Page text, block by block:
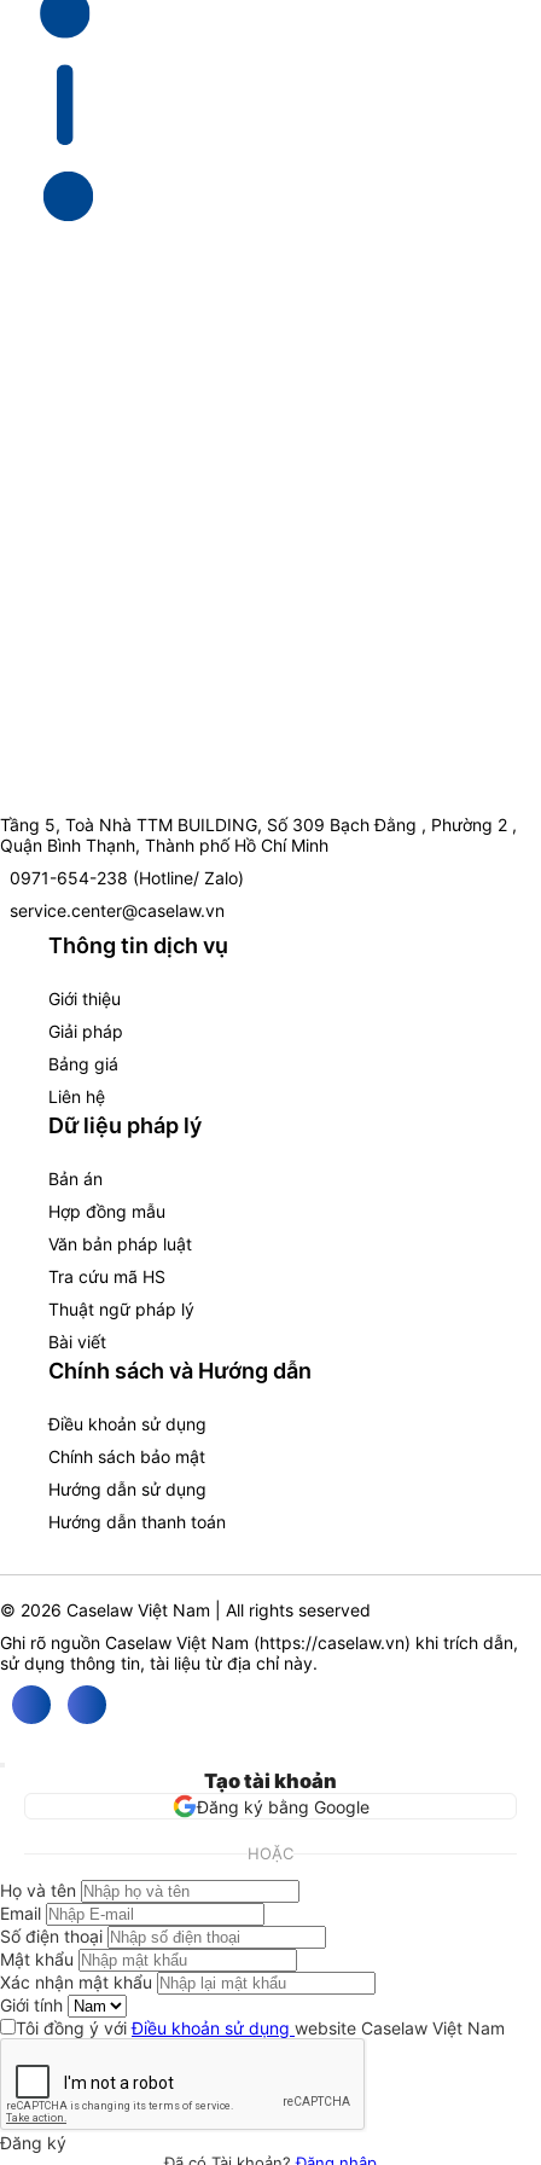
Tầng 5, Toà Nhà TTM BUILDING, Số 309 Bạch Đằng , Phường 2 ,
Quận Bình Thạnh, Thành phố Hồ Chí Minh
0971-654-238 (Hotline/ Zalo)
service.center@caselaw.vn
Thông tin dịch vụ
Giới thiệu
Giải pháp
Bảng giá
Liên hệ
Dữ liệu pháp lý
Bản án
Hợp đồng mẫu
Văn bản pháp luật
Tra cứu mã HS
Thuật ngữ pháp lý
Bài viết
Chính sách và Hướng dẫn
Điều khoản sử dụng
Chính sách bảo mật
Hướng dẫn sử dụng
Hướng dẫn thanh toán
© 2026 Caselaw Việt Nam | All rights seserved
Ghi rõ nguồn Caselaw Việt Nam (https://caselaw.vn) khi trích dẫn,
sử dụng thông tin, tài liệu từ địa chỉ này.
Tạo tài khoản
Đăng ký bằng Google
HOẶC
Họ và tên
Email
Số điện thoại
Mật khẩu
Xác nhận mật khẩu
Giới tính
Tôi đồng ý vớiĐiều khoản sử dụng website Caselaw Việt Nam
Đăng ký